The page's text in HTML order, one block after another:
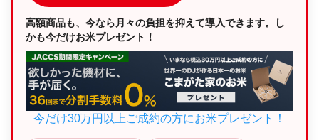
高額商品も、今なら月々の負担を抑えて導入できます。し
かも今だけお米プレゼント！
今だけ30万円以上ご成約の方にお米プレゼント！